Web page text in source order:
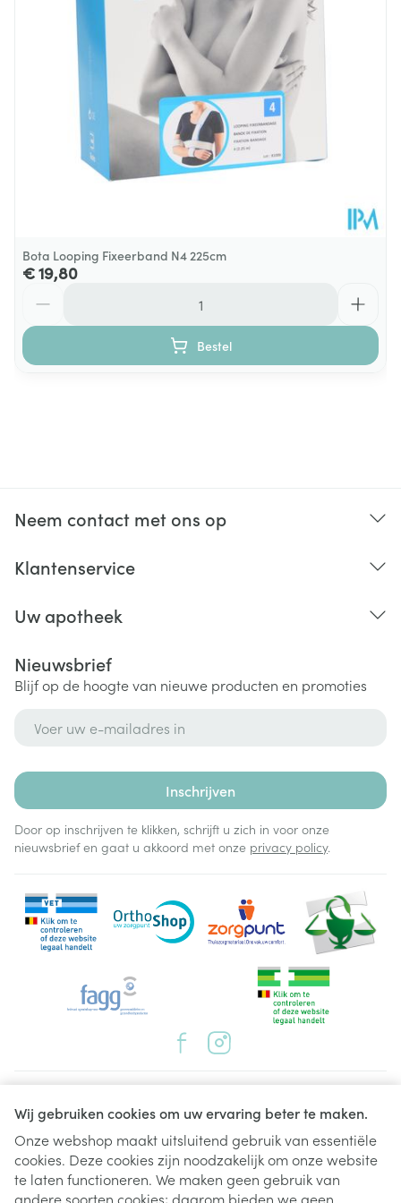
Wij gebruiken cookies om uw ervaring beter te maken.
Onze webshop maakt uitsluitend gebruik van essentiële
cookies. Deze cookies zijn noodzakelijk om onze website
te laten functioneren. We maken geen gebruik van
andere soorten cookies; daarom bieden we geen
Hoeveelheid
Verpakking
Stuk
Behoud Kamertemperatuur (15°C - 25°C)
Bota Looping Fixeerband N4 225cm
€ 19,80
Bestel
Neem contact met ons op
Klantenservice
Uw apotheek
Nieuwsbrief
Blijf op de hoogte van nieuwe producten en promoties
Inschrijven
Door op inschrijven te klikken, schrijft u zich in voor onze
nieuwsbrief en gaat u akkoord met onze privacy policy.
Juridische links